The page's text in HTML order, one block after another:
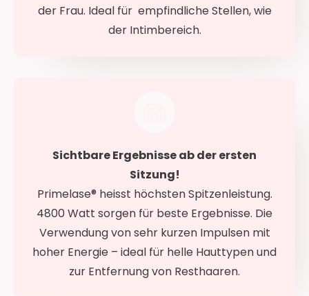
der Frau. Ideal für empfindliche Stellen, wie
der Intimbereich.
Sichtbare Ergebnisse ab der ersten
Sitzung!
Primelase® heisst höchsten Spitzenleistung.
4800 Watt sorgen für beste Ergebnisse. Die
Verwendung von sehr kurzen Impulsen mit
hoher Energie – ideal für helle Hauttypen und
zur Entfernung von Resthaaren.